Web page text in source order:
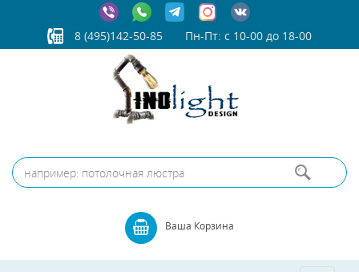
8 (495)142-50-85 Пн-Пт: с 10-00 до 18-00
Ваша Корзина